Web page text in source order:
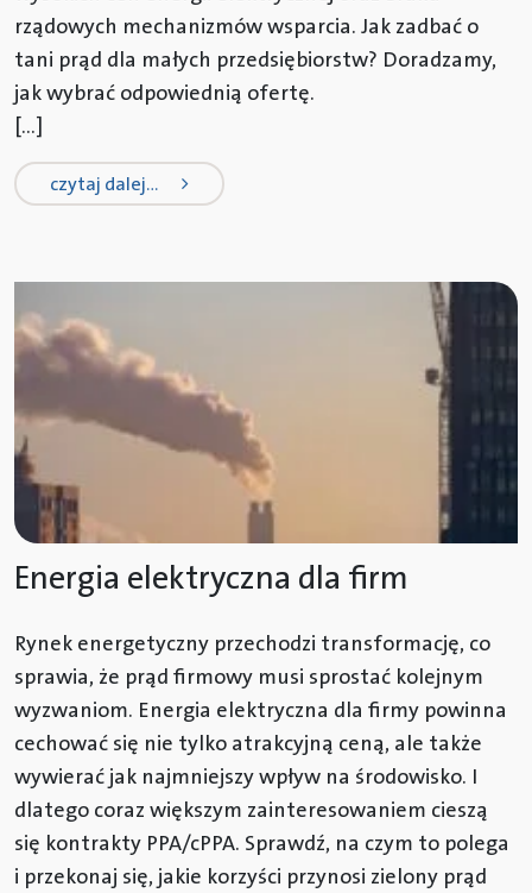
rządowych mechanizmów wsparcia. Jak zadbać o
tani prąd dla małych przedsiębiorstw? Doradzamy,
jak wybrać odpowiednią ofertę.
[…]
czytaj dalej…from prąd dla małych i średnich
Energia elektryczna dla firm
Rynek energetyczny przechodzi transformację, co
sprawia, że prąd firmowy musi sprostać kolejnym
wyzwaniom. Energia elektryczna dla firmy powinna
cechować się nie tylko atrakcyjną ceną, ale także
wywierać jak najmniejszy wpływ na środowisko. I
dlatego coraz większym zainteresowaniem cieszą
się kontrakty PPA/cPPA. Sprawdź, na czym to polega
i przekonaj się, jakie korzyści przynosi zielony prąd